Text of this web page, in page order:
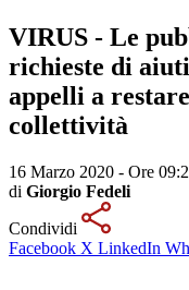
VIRUS - Le
richieste di
appelli a
collettività
16 Marzo 2020 - Ore
di Giorgio Fedeli
Condividi
Facebook X LinkedIn